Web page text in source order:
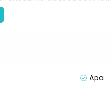
al locuintei utilat cu pat
si mobilata complet cu
cu iesire din zona de living.
Apa